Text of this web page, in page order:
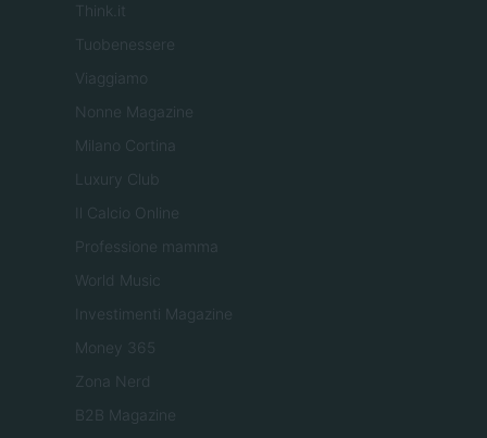
Think.it
Tuobenessere
Viaggiamo
Nonne Magazine
Milano Cortina
Luxury Club
Il Calcio Online
Professione mamma
World Music
Investimenti Magazine
Money 365
Zona Nerd
B2B Magazine